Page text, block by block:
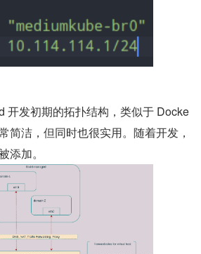
开发初期的拓扑结构，类似于 Docke
简洁，但同时也很实用。随着开发，
添加。